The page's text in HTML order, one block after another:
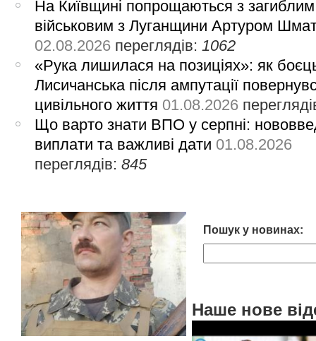
На Київщині попрощаються з загиблим
військовим з Луганщини Артуром
02.08.2026 переглядів:1062
«Рука лишилася на позиціях»: як
Лисичанська після ампутації
цивільного життя 01.08.2026
Що варто знати ВПО у серпні:
виплати та важливі дати 01.08.2026
переглядів:845
Пошук у новинах:
Наше нове